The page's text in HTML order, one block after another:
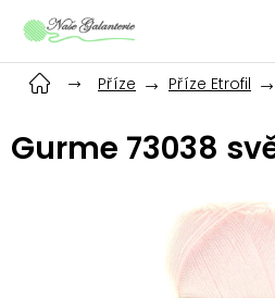
Příze
Příze Etrofil
Gurme 73038